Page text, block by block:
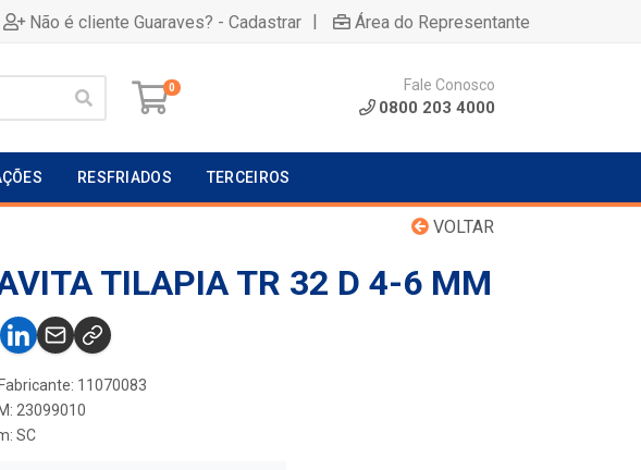
Não é cliente Guaraves? - Cadastrar | Área do Representante
0 Fale Conosco
0800 203 4000
RESFRIADOS TERCEIROS
VOLTAR
TILAPIA TR 32 D 4-6 MM
11070083
23099010
SC